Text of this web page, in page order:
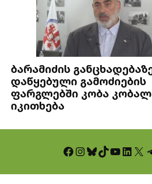
ბარამიძის
დაწყებული გამოძიების
ფარგლებში კობა
იკითხება
Facebook InstagramBluesky TikTok YouTube LinkedIn X